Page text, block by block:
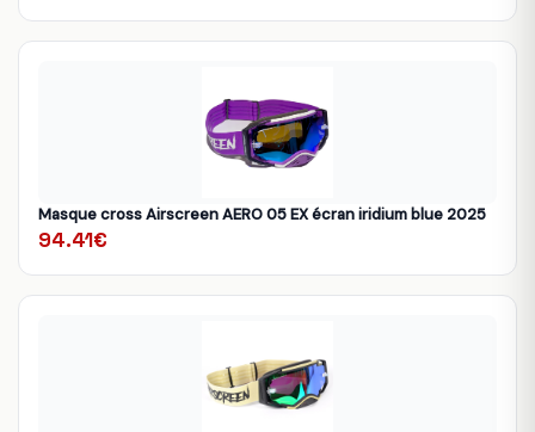
Masque cross Airscreen AERO 05 EX écran iridium blue 2025
94.41€